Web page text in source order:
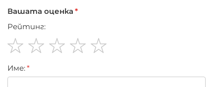
Вашата оценка
Рейтинг:
star
stars
stars
stars
stars
Име: